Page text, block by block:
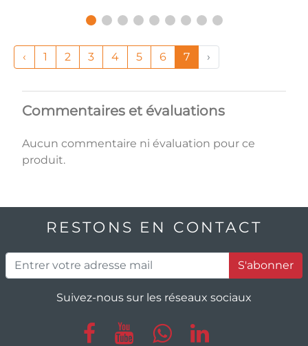
‹ 1 2 3 4 5 6 7 ›
Commentaires et évaluations
Aucun commentaire ni évaluation pour ce
produit.
RESTONS EN CONTACT
S'abonner
Suivez-nous sur les réseaux sociaux